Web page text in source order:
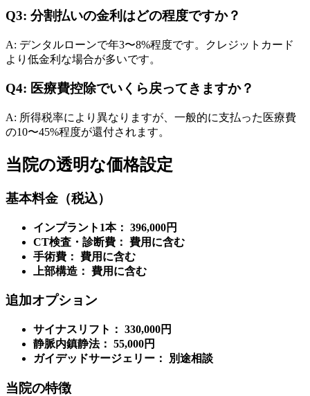
Q3: 分割払いの金利はどの程度ですか？
A: デンタルローンで年3〜8%程度です。クレジットカード
より低金利な場合が多いです。
Q4: 医療費控除でいくら戻ってきますか？
A: 所得税率により異なりますが、一般的に支払った医療費
の10〜45%程度が還付されます。
当院の透明な価格設定
基本料金（税込）
インプラント1本： 396,000円
CT検査・診断費： 費用に含む
手術費： 費用に含む
上部構造： 費用に含む
追加オプション
サイナスリフト： 330,000円
静脈内鎮静法： 55,000円
ガイデッドサージェリー： 別途相談
当院の特徴